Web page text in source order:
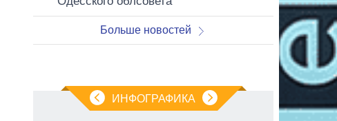
Больше новостей
ИНФОГРАФИКА